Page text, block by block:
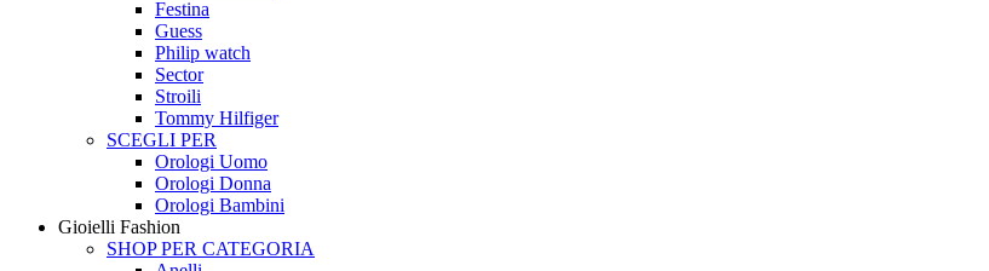
Festina
Guess
Philip watch
Sector
Stroili
Tommy Hilfiger
SCEGLI PER
Orologi Uomo
Orologi Donna
Orologi Bambini
Gioielli Fashion
SHOP PER CATEGORIA